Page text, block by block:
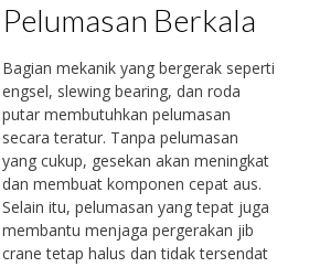
Pelumasan Berkala
Bagian mekanik yang bergerak seperti
engsel, slewing bearing, dan roda
putar membutuhkan pelumasan
secara teratur. Tanpa pelumasan
yang cukup, gesekan akan meningkat
dan membuat komponen cepat aus.
Selain itu, pelumasan yang tepat juga
membantu menjaga pergerakan jib
crane tetap halus dan tidak tersendat